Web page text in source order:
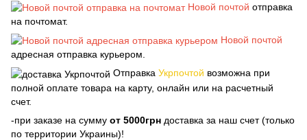
Новой почтой отправка
на почтомат.
Новой почтой
адресная отправка курьером.
Отправка Укрпочтой возможна при
полной оплате товара на карту, онлайн или на расчетный
счет.
-при заказе на сумму от 5000грн доставка за наш счет (только
по территории Украины)!